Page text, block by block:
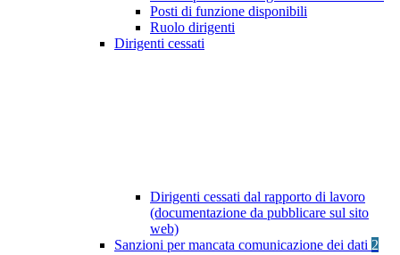
Posti di funzione disponibili
Ruolo dirigenti
Dirigenti cessati
Dirigenti cessati dal rapporto di lavoro
(documentazione da pubblicare sul sito
web)
Sanzioni per mancata comunicazione dei dati 2